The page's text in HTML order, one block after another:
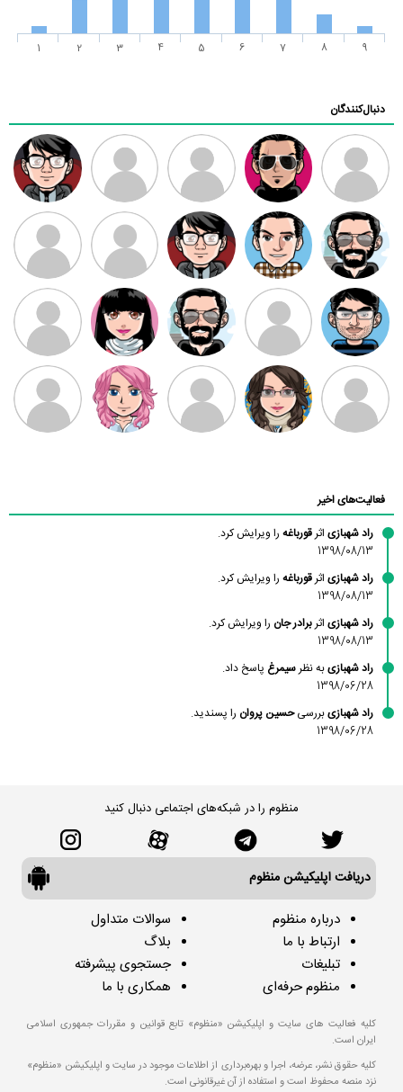
1 2 3 4 5 6 7 8 9
دنبال‌کنندگان
ممدرضا رضا کاظمی زهرا ~ ابتین
سید محمد
موسوی
مهدی فرهمند مهدی سلطانی داود رضیی
طرفدار میلی
بابی براون
کیوان کیانی
سامان راحمی امیردلتا امیروو ملیکا منتظری عارفه داستانپور
فعالیت‌های اخیر
راد شهبازی اثرقورباغه را ویرایش کرد.
1398/08/13
راد شهبازی اثرقورباغه را ویرایش کرد.
1398/08/13
راد شهبازی اثربرادر جان را ویرایش کرد.
1398/08/13
راد شهبازیبه نظرسیمرغ پاسخ داد.
1398/06/28
راد شهبازیبررسیحسین پروان را پسندید.
1398/06/28
منظوم را در شبکه‌های اجتماعی دنبال کنید
دریافت اپلیکیشن منظوم
درباره منظوم
ارتباط با ما
تبلیغات
منظوم حرفه‌ای
سوالات متداول
بلاگ
جستجوی پیشرفته
همکاری با ما
کلیه فعالیت های سایت و اپلیکیشن «منظوم» تابع قوانین و مقررات جمهوری اسلامی
ایران است.
کلیه حقوق نشر، عرضه، اجرا و بهره‌برداری از اطلاعات موجود در سایت و اپلیکیشن «منظوم»
نزد منصه محفوظ است و استفاده از آن غیرقانونی است.